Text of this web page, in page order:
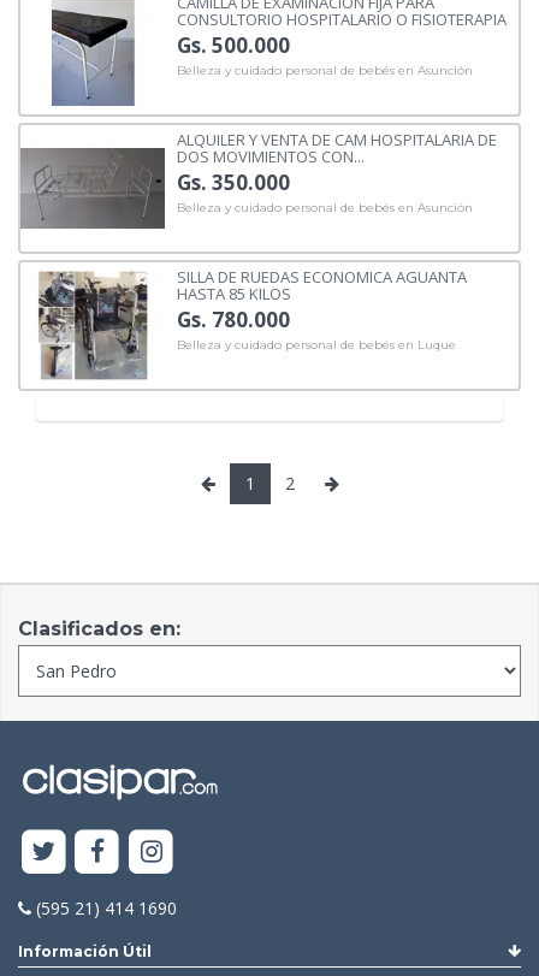
CONSULTORIO HOSPITALARIO O FISIOTERAPIA
Gs. 500.000
Belleza y cuidado personal de bebés en Asunción
ALQUILER Y VENTA DE CAM HOSPITALARIA DE
DOS MOVIMIENTOS CON...
Gs. 350.000
Belleza y cuidado personal de bebés en Asunción
SILLA DE RUEDAS ECONOMICA AGUANTA
HASTA 85 KILOS
Gs. 780.000
Belleza y cuidado personal de bebés en Luque
1 2
Clasificados en:
(595 21) 414 1690
Información Útil